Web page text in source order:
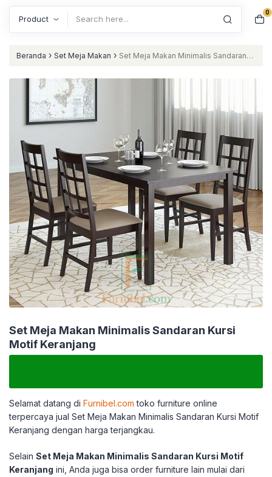
0
Beranda › Set Meja Makan › Set Meja Makan Minimalis Sandaran
Set Meja Makan Minimalis Sandaran Kursi
Motif Keranjang
Selamat datang di Furnibel.com toko furniture online
terpercaya jual Set Meja Makan Minimalis Sandaran Kursi Motif
Keranjang dengan harga terjangkau.
Selain Set Meja Makan Minimalis Sandaran Kursi Motif
Keranjang ini, Anda juga bisa order furniture lain mulai dari